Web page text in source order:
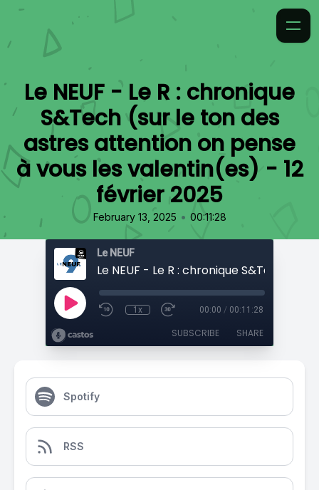
Le NEUF - Le R : chronique
S&Tech (sur le ton des
astres attention on pense
à vous les valentin(es) - 12
février 2025
February 13, 2025 • 00:11:28
Le NEUF
1x 00:00 / 00:11:28
SUBSCRIBE SHARE
Spotify
RSS